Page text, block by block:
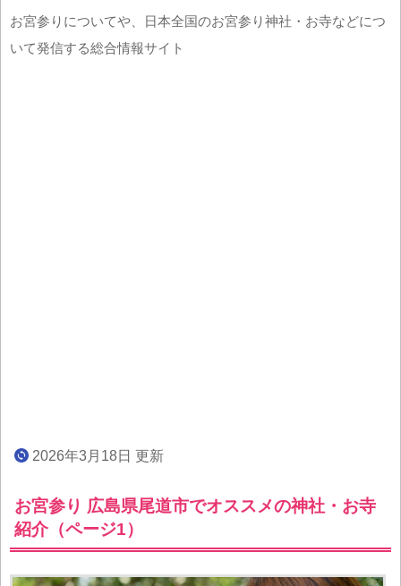
お宮参りについてや、日本全国のお宮参り神社・お寺などにつ
いて発信する総合情報サイト
2026年3月18日 更新
お宮参り 広島県尾道市でオススメの神社・お寺
紹介（ページ1）